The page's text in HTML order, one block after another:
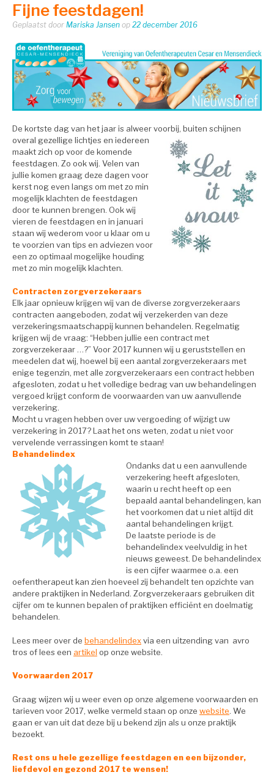
Fijne feestdagen!
Geplaatst door Mariska Jansen op 22 december 2016
De kortste dag van het jaar is alweer voorbij, buiten schijnen
overal gezellige lichtjes en iedereen
maakt zich op voor de komende
feestdagen. Zo ook wij. Velen van
jullie komen graag deze dagen voor
kerst nog even langs om met zo min
mogelijk klachten de feestdagen
door te kunnen brengen. Ook wij
vieren de feestdagen en in januari
staan wij wederom voor u klaar om u
te voorzien van tips en adviezen voor
een zo optimaal mogelijke houding
met zo min mogelijk klachten.
Contracten zorgverzekeraars
Elk jaar opnieuw krijgen wij van de diverse zorgverzekeraars
contracten aangeboden, zodat wij verzekerden van deze
verzekeringsmaatschappij kunnen behandelen. Regelmatig
krijgen wij de vraag: “Hebben jullie een contract met
zorgverzekeraar …?” Voor 2017 kunnen wij u geruststellen en
meedelen dat wij, hoewel bij een aantal zorgverzekeraars met
enige tegenzin, met alle zorgverzekeraars een contract hebben
afgesloten, zodat u het volledige bedrag van uw behandelingen
vergoed krijgt conform de voorwaarden van uw aanvullende
verzekering.
Mocht u vragen hebben over uw vergoeding of wijzigt uw
verzekering in 2017? Laat het ons weten, zodat u niet voor
vervelende verrassingen komt te staan!
Behandelindex
Ondanks dat u een aanvullende
verzekering heeft afgesloten,
waarin u recht heeft op een
bepaald aantal behandelingen, kan
het voorkomen dat u niet altijd dit
aantal behandelingen krijgt.
De laatste periode is de
behandelindex veelvuldig in het
nieuws geweest. De behandelindex
is een cijfer waarmee o.a. een
oefentherapeut kan zien hoeveel zij behandelt ten opzichte van
andere praktijken in Nederland. Zorgverzekeraars gebruiken dit
cijfer om te kunnen bepalen of praktijken efficiënt en doelmatig
behandelen.
Lees meer over de behandelindexvia een uitzending van avro
tros of lees een artikel op onze website.
Voorwaarden 2017
Graag wijzen wij u weer even op onze algemene voorwaarden en
tarieven voor 2017, welke vermeld staan op onze website. We
gaan er van uit dat deze bij u bekend zijn als u onze praktijk
bezoekt.
Rest ons u hele gezellige feestdagen en een bijzonder,
liefdevol en gezond 2017 te wensen!